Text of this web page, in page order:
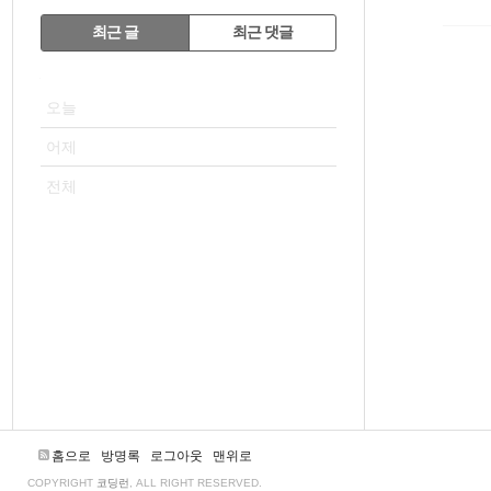
RECENTLY
최근 글 최근 댓글
오늘
어제
전체
홈으로 방명록 로그아웃 맨위로
COPYRIGHT 코딩런 , ALL RIGHT RESERVED.